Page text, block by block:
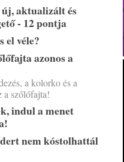
aktualizált és
- 12 pontja
el véle?
azonos a
a kolorko és a
a szőlőfajta!
indul a menet
nem kóstolhattál